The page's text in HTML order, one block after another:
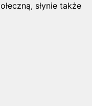
słynie także